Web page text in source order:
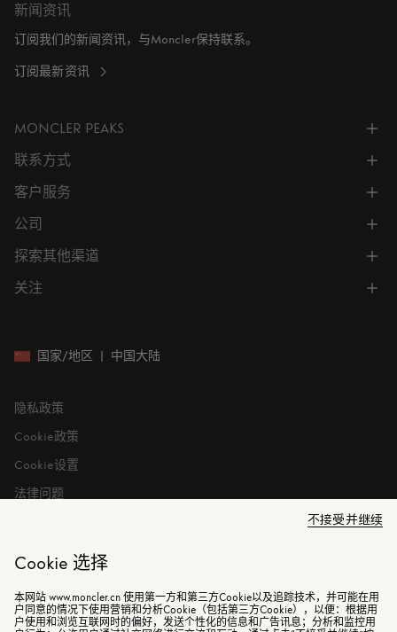
Cookie 选择
不接受并继续
本网站 www.moncler.cn 使用第一方和第三方Cookie以及追踪技术，并可能在用
户同意的情况下使用营销和分析Cookie（包括第三方Cookie），以便：根据用
户使用和浏览互联网时的偏好，发送个性化的信息和广告讯息；分析和监控用
新闻资讯
订阅我们的新闻资讯，与Moncler保持联系。
订阅最新资讯
MONCLER PEAKS
了解专属权益
联系方式
电话联系 400-0362-166
联系在线客服
门店位置
预约
客户服务
所有服务
常见问题
售后服务
公司
公司信息
公司管理
投资者关系
探索其他渠道
微信小程序
关注
国家/地区 | 中国大陆
隐私政策
Cookie政策
Cookie设置
法律问题
©2026 盟可睐（上海）商贸有限公司 保留所有权利